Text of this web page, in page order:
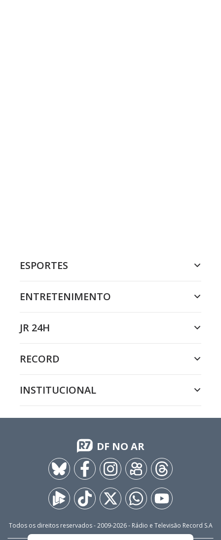
ESPORTES
ENTRETENIMENTO
JR 24H
RECORD
INSTITUCIONAL
DF NO AR
Todos os direitos reservados - 2009-2026- Rádio e Televisão Record S.A